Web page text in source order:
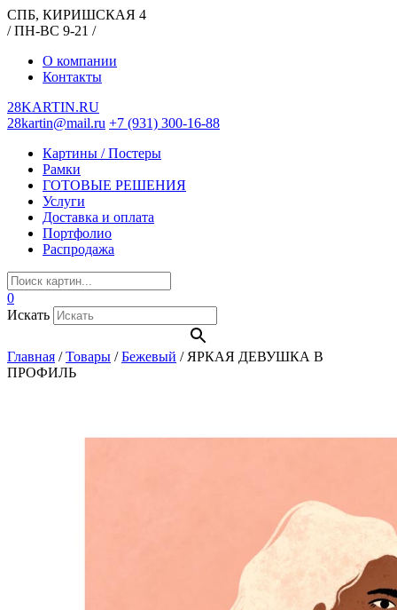
СПБ, КИРИШСКАЯ 4
/ ПН-ВС 9-21 /
О компании
Контакты
28KARTIN.RU
28kartin@mail.ru +7 (931) 300-16-88
Картины / Постеры
Рамки
ГОТОВЫЕ РЕШЕНИЯ
Услуги
Доставка и оплата
Портфолио
Распродажа
0
Искать
Главная /Товары /Бежевый / ЯРКАЯ ДЕВУШКА В
ПРОФИЛЬ